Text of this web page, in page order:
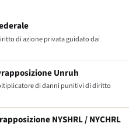
di azione privata guidato dai
Unruh
di danni punitivi di diritto
NYSHRL / NYCHRL